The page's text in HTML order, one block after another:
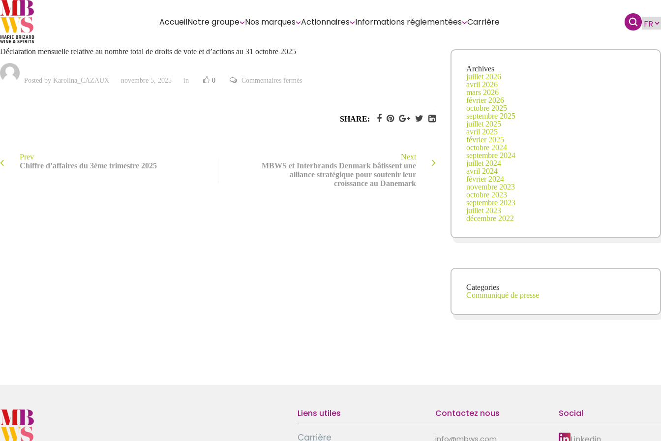
AccueilNotre groupe Nos marques Actionnaires Informations réglementées Carrière
Déclaration mensuelle relative au nombre total de droits de vote et d’actions au 31 octobre 2025
Posted by Karolina_CAZAUX novembre 5, 2025 in 0 Commentaires ferméssur
d’actions
au
31
SHARE:
Prev
Chiffre d’affaires du 3ème trimestre 2025
Next
MBWS et Interbrands Denmark bâtissent une
alliance stratégique pour soutenir leur
croissance au Danemark
Archives
juillet 2026
avril 2026
mars 2026
février 2026
octobre 2025
septembre 2025
juillet 2025
avril 2025
février 2025
octobre 2024
septembre 2024
juillet 2024
avril 2024
février 2024
novembre 2023
octobre 2023
septembre 2023
juillet 2023
décembre 2022
Categories
Communiqué de presse
Liens utiles
Carrière
Contactez nous
info@mbws.com
Social